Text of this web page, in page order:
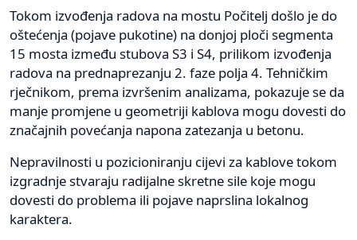
Tokom izvođenja radova na mostu Počitelj došlo je do
oštećenja (pojave pukotine) na donjoj ploči segmenta
15 mosta između stubova S3 i S4, prilikom izvođenja
radova na prednaprezanju 2. faze polja 4. Tehničkim
rječnikom, prema izvršenim analizama, pokazuje se da
manje promjene u geometriji kablova mogu dovesti do
značajnih povećanja napona zatezanja u betonu.
Nepravilnosti u pozicioniranju cijevi za kablove tokom
izgradnje stvaraju radijalne skretne sile koje mogu
dovesti do problema ili pojave naprslina lokalnog
karaktera.